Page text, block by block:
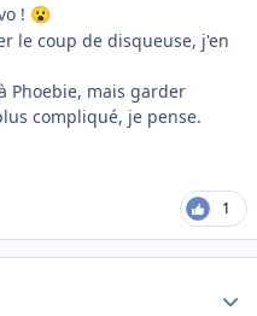
! 😮
le coup de disqueuse, j'en
Phoebie, mais garder
compliqué, je pense.
1